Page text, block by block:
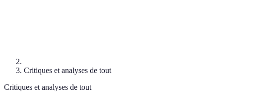
Critiques et analyses de tout
Critiques et analyses de tout